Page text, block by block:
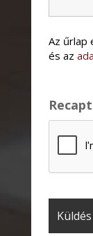
Az űrlap
és az